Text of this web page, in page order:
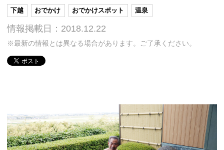
下越 おでかけ おでかけスポット 温泉
情報掲載日：2018.12.22
※最新の情報とは異なる場合があります。ご了承ください。